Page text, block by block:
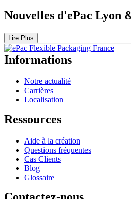
Nouvelles d'ePac Lyon
Lire Plus
Informations
Notre actualité
Carrières
Localisation
Ressources
Aide à la création
Questions fréquentes
Cas Clients
Blog
Glossaire